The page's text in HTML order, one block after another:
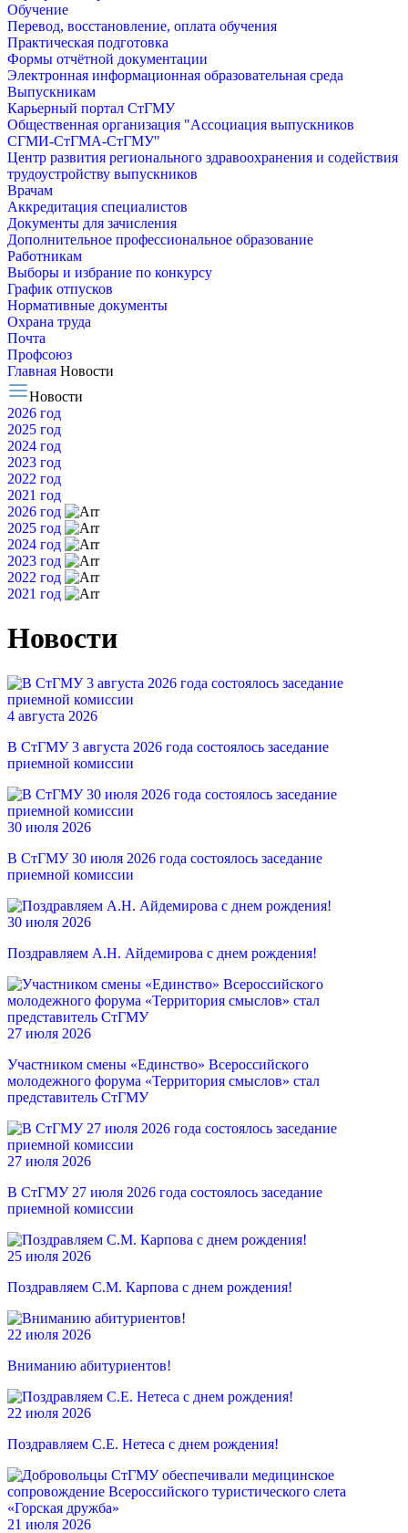
Обучение
Перевод, восстановление, оплата обучения
Практическая подготовка
Формы отчётной документации
Электронная информационная образовательная среда
Выпускникам
Карьерный портал СтГМУ
Общественная организация "Ассоциация выпускников
СГМИ-СтГМА-СтГМУ"
Центр развития регионального здравоохранения и содействия
трудоустройству выпускников
Врачам
Аккредитация специалистов
Документы для зачисления
Дополнительное профессиональное образование
Работникам
Выборы и избрание по конкурсу
График отпусков
Нормативные документы
Охрана труда
Почта
Профсоюз
Главная Новости
Новости
2026 год
2025 год
2024 год
2023 год
2022 год
2021 год
2026 год
2025 год
2024 год
2023 год
2022 год
2021 год
Новости
4 августа 2026
В СтГМУ 3 августа 2026 года состоялось заседание
приемной комиссии
30 июля 2026
В СтГМУ 30 июля 2026 года состоялось заседание
приемной комиссии
30 июля 2026
Поздравляем А.Н. Айдемирова с днем рождения!
27 июля 2026
Участником смены «Единство» Всероссийского
молодежного форума «Территория смыслов» стал
представитель СтГМУ
27 июля 2026
В СтГМУ 27 июля 2026 года состоялось заседание
приемной комиссии
25 июля 2026
Поздравляем С.М. Карпова с днем рождения!
22 июля 2026
Вниманию абитуриентов!
22 июля 2026
Поздравляем С.Е. Нетеса с днем рождения!
21 июля 2026